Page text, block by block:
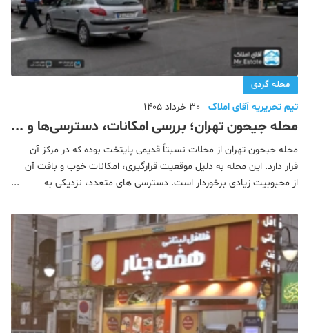
محله گردی
تیم تحریریه آقای املاک 30 خرداد 1405
محله جیحون تهران؛ بررسی امکانات، دسترسی‌ها و
موقعیت مکانی
محله جیحون تهران از محلات نسبتاً قدیمی پایتخت بوده که در مرکز آن
قرار دارد. این محله به دلیل موقعیت قرارگیری، امکانات خوب و بافت آن
از محبوبیت زیادی برخوردار است. دسترسی های متعدد، نزدیکی به
محله هستند. این محله در منطقه 10 تهران قرار داشته